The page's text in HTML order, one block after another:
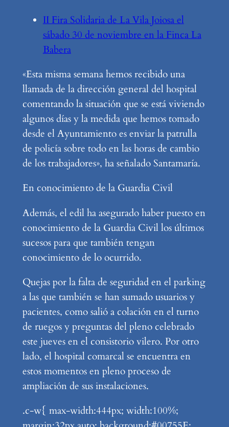
II Fira Solidaria de La Vila Joiosa el
sábado 30 de noviembre en la Finca La
Babera
«Esta misma semana hemos recibido una
llamada de la dirección general del hospital
comentando la situación que se está viviendo
algunos días y la medida que hemos tomado
desde el Ayuntamiento es enviar la patrulla
de policía sobre todo en las horas de cambio
de los trabajadores», ha señalado Santamaría.
En conocimiento de la Guardia Civil
Además, el edil ha asegurado haber puesto en
conocimiento de la Guardia Civil los últimos
sucesos para que también tengan
conocimiento de lo ocurrido.
Quejas por la falta de seguridad en el parking
a las que también se han sumado usuarios y
pacientes, como salió a colación en el turno
de ruegos y preguntas del pleno celebrado
este jueves en el consistorio vilero. Por otro
lado, el hospital comarcal se encuentra en
estos momentos en pleno proceso de
ampliación de sus instalaciones.
.c-w{ max-width:444px; width:100%;